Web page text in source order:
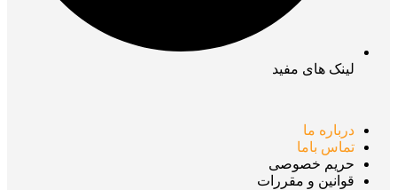
لینک های مفید
درباره ما
تماس باما
حریم خصوصی
قوانین و مقررات